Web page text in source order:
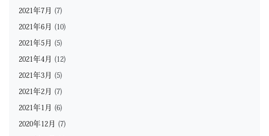
2021年7月 (7)
2021年6月 (10)
2021年5月 (5)
2021年4月 (12)
2021年3月 (5)
2021年2月 (7)
2021年1月 (6)
2020年12月 (7)